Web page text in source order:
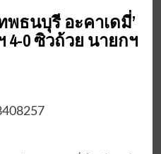
พธนบุรี อะคาเดมี่’
4-0 ซิวถ้วย นายกฯ